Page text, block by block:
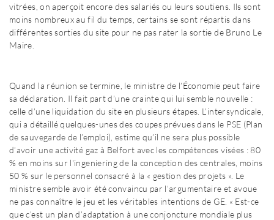
vitrées, on aperçoit encore des salariés ou leurs soutiens. Ils sont
moins nombreux au fil du temps, certains se sont répartis dans
différentes sorties du site pour ne pas rater la sortie de Bruno Le
Maire.
Quand la réunion se termine, le ministre de l’Économie peut faire
sa déclaration. Il fait part d’une crainte qui lui semble nouvelle :
celle d’une liquidation du site en plusieurs étapes. L’intersyndicale,
qui a détaillé quelques-unes des coupes prévues dans le PSE (Plan
de sauvegarde de l’emploi), estime qu’il ne sera plus possible
d’avoir une activité gaz à Belfort avec les compétences visées : 80
% en moins sur l'ingeniering de la conception des centrales, moins
50 % sur le personnel consacré à la « gestion des projets ». Le
ministre semble avoir été convaincu par l’argumentaire et avoue
ne pas connaître le jeu et les véritables intentions de GE. « Est-ce
que c’est un plan d’adaptation à une conjoncture mondiale plus